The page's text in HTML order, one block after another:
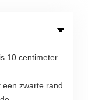
10 centimeter
een zwarte rand